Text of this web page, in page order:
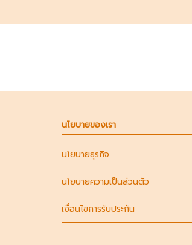
นโยบายของเรา
นโยบายธุรกิจ
นโยบายความเป็นส่วนตัว
เงื่อนไขการรับประกัน